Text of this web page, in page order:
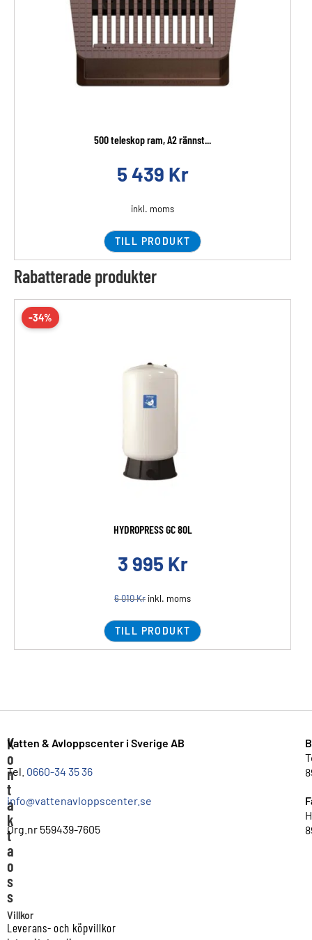
500 teleskop ram, A2 rännst...
5 439 Kr
inkl. moms
TILL PRODUKT
Rabatterade produkter
-34%
HYDROPRESS GC 80L
3 995 Kr
6 010Kr inkl. moms
TILL PRODUKT
K
o
n
t
a
k
t
a
o
s
s
Vatten & Avloppscenter i Sverige AB
Tel. 0660-34 35 36
info@vattenavloppscenter.se
Org.nr 559439-7605
Villkor
Leverans- och köpvillkor